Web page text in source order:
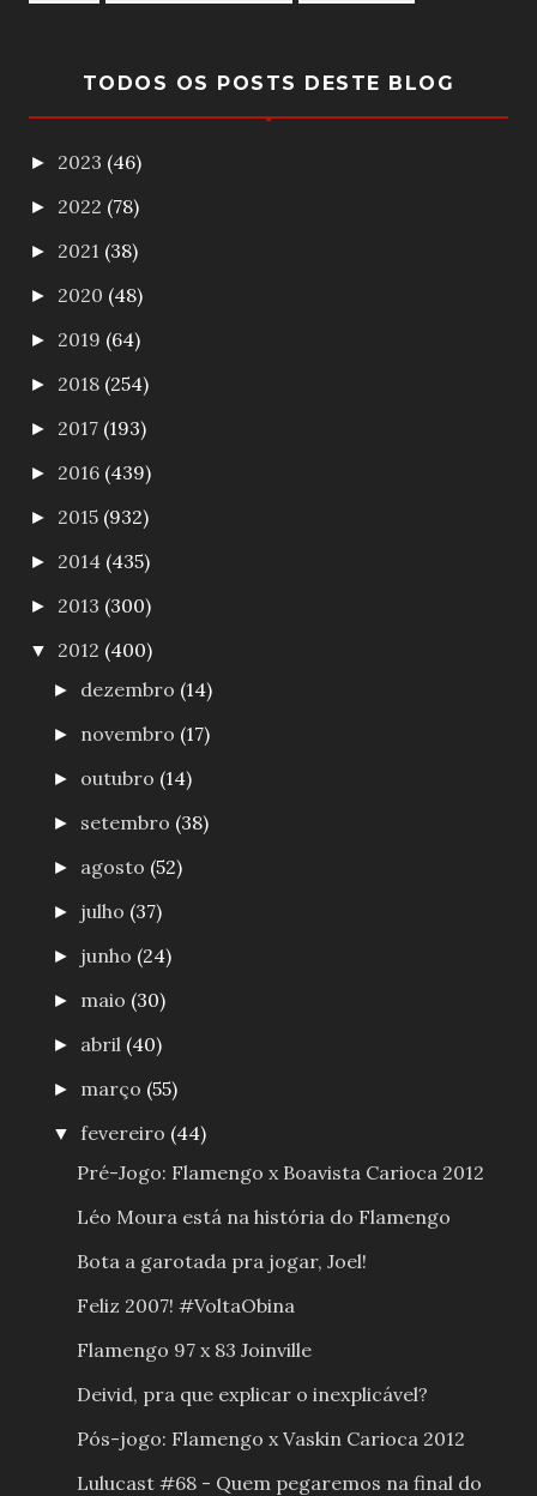
TODOS OS POSTS DESTE BLOG
► 2023 (46)
► 2022 (78)
► 2021 (38)
► 2020 (48)
► 2019 (64)
► 2018 (254)
► 2017 (193)
► 2016 (439)
► 2015 (932)
► 2014 (435)
► 2013 (300)
▼ 2012 (400)
► dezembro (14)
► novembro (17)
► outubro (14)
► setembro (38)
► agosto (52)
► julho (37)
► junho (24)
► maio (30)
► abril (40)
► março (55)
▼fevereiro (44)
Pré-Jogo: Flamengo x Boavista Carioca 2012
Léo Moura está na história do Flamengo
Bota a garotada pra jogar, Joel!
Feliz 2007! #VoltaObina
Flamengo 97 x 83 Joinville
Deivid, pra que explicar o inexplicável?
Pós-jogo: Flamengo x Vaskin Carioca 2012
Lulucast #68 - Quem pegaremos na final do